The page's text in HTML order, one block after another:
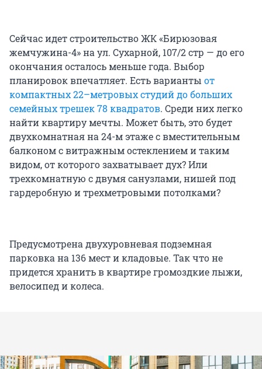
Сейчас идет строительство ЖК «Бирюзовая
жемчужина-4» на ул. Сухарной, 107/2 стр — до его
окончания осталось меньше года. Выбор
планировок впечатляет. Есть варианты от
компактных 22–метровых студий до больших
семейных трешек 78 квадратов. Среди них легко
найти квартиру мечты. Может быть, это будет
двухкомнатная на 24-м этаже с вместительным
балконом с витражным остеклением и таким
видом, от которого захватывает дух? Или
трехкомнатную с двумя санузлами, нишей под
гардеробную и трехметровыми потолками?
Предусмотрена двухуровневая подземная
парковка на 136 мест и кладовые. Так что не
придется хранить в квартире громоздкие лыжи,
велосипед и колеса.